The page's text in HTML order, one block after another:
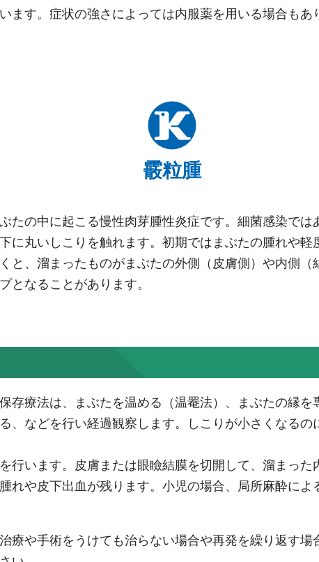
ます。症状の強さによっては内服薬を用いる場合も
霰粒腫
たの中に起こる慢性肉芽腫性炎症です。細菌感染では
に丸いしこりを触れます。初期ではまぶたの腫れや
と、溜まったものがまぶたの外側（皮膚側）や内側
となることがあります。
存療法は、まぶたを温める（温罨法）、まぶたの縁
、などを行い経過観察します。しこりが小さくなる
行います。皮膚または眼瞼結膜を切開して、溜まっ
れや皮下出血が残ります。小児の場合、局所麻酔に
療や手術をうけても治らない場合や再発を繰り返す